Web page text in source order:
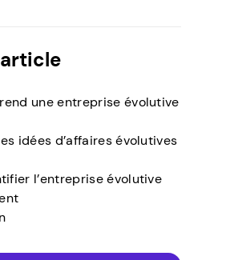
une entreprise évolutive
idées d’affaires évolutives
l’entreprise évolutive